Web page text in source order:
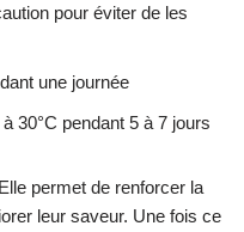
pour éviter de les
une journée
30°C pendant 5 à 7 jours
permet de renforcer la
leur saveur. Une fois ce